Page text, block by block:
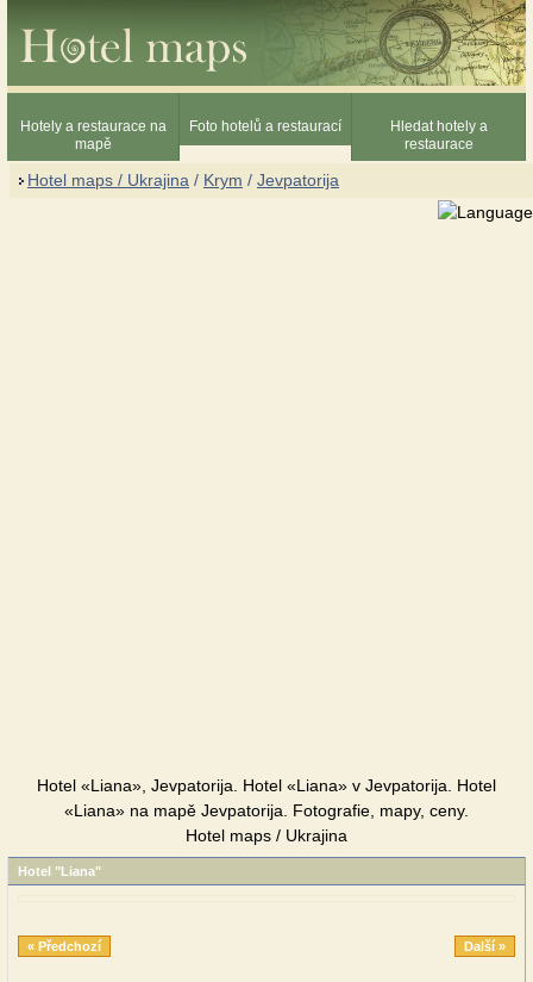
Hotely a restaurace na
mapě
Foto hotelů a restaurací
Hledat hotely a
restaurace
Hotel maps / Ukrajina / Krym / Jevpatorija
Hotel «Liana», Jevpatorija. Hotel «Liana» v Jevpatorija. Hotel
«Liana» na mapě Jevpatorija. Fotografie, mapy, ceny.
Hotel maps / Ukrajina
Hotel "Liana"
« Předchozí Další »